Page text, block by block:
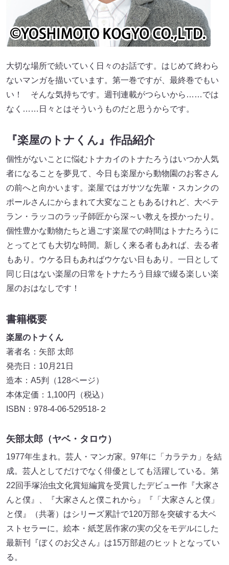
大切な場所で続いていく日々のお話です。はじめて終わら
ないマンガを描いています。第一巻ですが、最終巻でもい
い！ そんな気持ちです。週刊連載がつらいから……では
なく……日々とはそういうものだと思うからです。
『楽屋のトナくん』作品紹介
個性がないことに悩むトナカイのトナたろうはいつか人気
者になることを夢見て、今日も楽屋から動物園のお客さん
の前へと向かいます。楽屋ではガサツな先輩・スカンクの
ポールさんにからまれて大変なこともあるけれど、大ベテ
ラン・ラッコのラッ子師匠から深～い教えを授かったり。
個性豊かな動物たちと過ごす楽屋での時間はトナたろうに
とってとても大切な時間。新しく来る者もあれば、去る者
もあり。ウケる日もあればウケない日もあり。一日として
同じ日はない楽屋の日常をトナたろう目線で綴る楽しい楽
屋のおはなしです！
書籍概要
楽屋のトナくん
著者名：矢部 太郎
発売日：10月21日
造本：A5判（128ページ）
本体定価：1,100円（税込）
ISBN：978-4-06-529518-２
矢部太郎（ヤベ・タロウ）
1977年生まれ。芸人・マンガ家。97年に「カラテカ」を結
成。芸人としてだけでなく俳優としても活躍している。第
22回手塚治虫文化賞短編賞を受賞したデビュー作『大家さ
んと僕』、『大家さんと僕これから』『「大家さんと僕」
と僕』（共著）はシリーズ累計で120万部を突破する大ベ
ストセラーに。絵本・紙芝居作家の実の父をモデルにした
最新刊『ぼくのお父さん』は15万部超のヒットとなってい
る。